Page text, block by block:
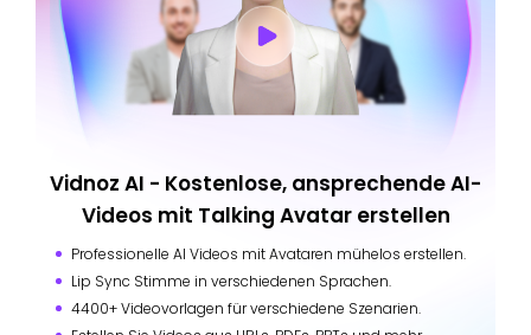
Vidnoz AI - Kostenlose, ansprechende AI-
Videos mit Talking Avatar erstellen
Professionelle AI Videos mit Avataren mühelos erstellen.
Lip Sync Stimme in verschiedenen Sprachen.
4400+ Videovorlagen für verschiedene Szenarien.